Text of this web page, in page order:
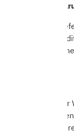
Bei
beauftragte
Vereinbarung
Die Lieferung
und dem
Bordstein der